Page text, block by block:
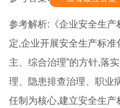
参考解析:《企业安全生
定,企业开展安全生产标准
主、综合治理”的方针,落
理、隐患排查治理、职业
任制为核心,建立安全生